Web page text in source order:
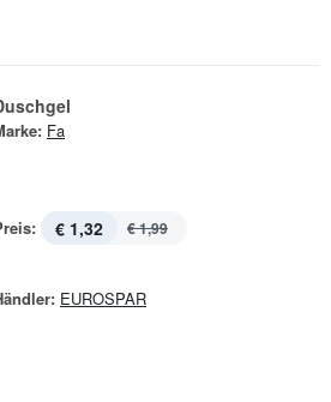
Fa
€ 1,32 € 1,99
EUROSPAR